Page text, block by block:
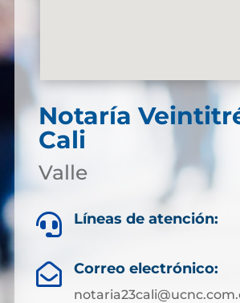
Notaría
Cali
Valle
 Líneas de atención:
 Correo electrónico: